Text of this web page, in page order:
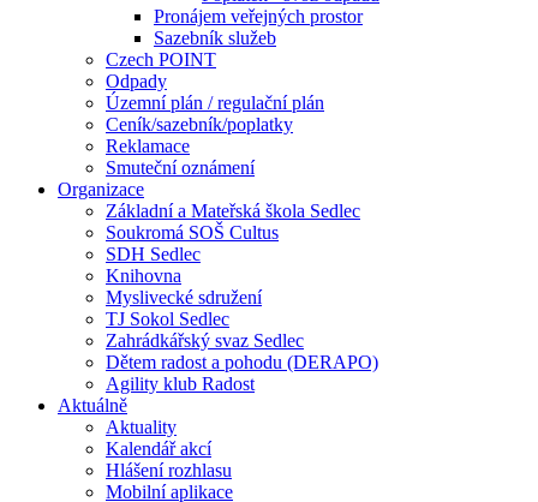
Pronájem veřejných prostor
Sazebník služeb
Czech POINT
Odpady
Územní plán / regulační plán
Ceník/sazebník/poplatky
Reklamace
Smuteční oznámení
Organizace
Základní a Mateřská škola Sedlec
Soukromá SOŠ Cultus
SDH Sedlec
Knihovna
Myslivecké sdružení
TJ Sokol Sedlec
Zahrádkářský svaz Sedlec
Dětem radost a pohodu (DERAPO)
Agility klub Radost
Aktuálně
Aktuality
Kalendář akcí
Hlášení rozhlasu
Mobilní aplikace